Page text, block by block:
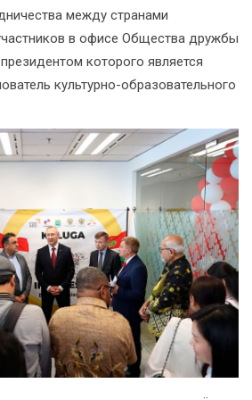
между странами
в офисе Общества дружбы
которого является
культурно-образовательного